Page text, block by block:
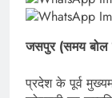
जसपुर (समय बोल
प्रदेश के पूर्व